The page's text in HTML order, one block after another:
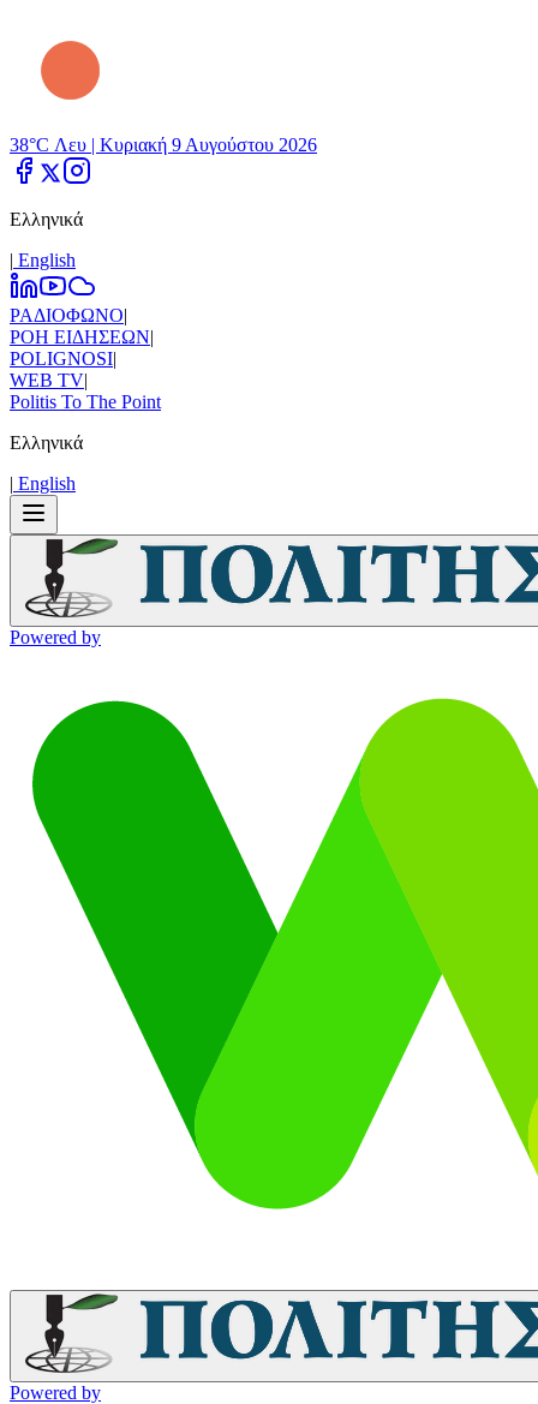
38°C Λευ | Κυριακή 9 Αυγούστου 2026
Ελληνικά
| Εnglish
ΡΑΔΙΟΦΩΝΟ|
ΡΟΗ ΕΙΔΗΣΕΩΝ|
POLIGNOSI|
WEB TV|
Politis To The Point
Ελληνικά
| Εnglish
Powered by
Powered by